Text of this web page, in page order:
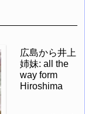
広島から井上
姉妹: all the
way form
Hiroshima